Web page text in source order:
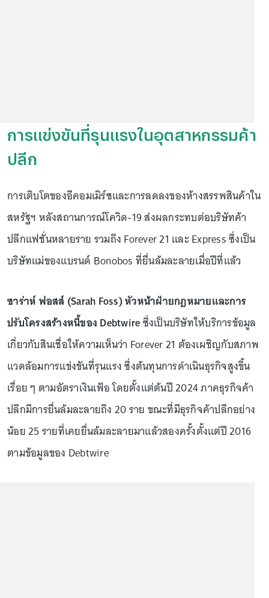
การแข่งขันที่รุนแรงในอุตสาหกรรมค้า
ปลีก
การเติบโตของอีคอมเมิร์ซและการลดลงของห้างสรรพสินค้าใน
สหรัฐฯ หลังสถานการณ์โควิด-19 ส่งผลกระทบต่อบริษัทค้า
ปลีกแฟชั่นหลายราย รวมถึง Forever 21 และ Express ซึ่งเป็น
บริษัทแม่ของแบรนด์ Bonobos ที่ยื่นล้มละลายเมื่อปีที่แล้ว
ซาร่าห์ ฟอสส์ (Sarah Foss) หัวหน้าฝ่ายกฎหมายและการ
ปรับโครงสร้างหนี้ของ Debtwireซึ่งเป็นบริษัทให้บริการข้อมูล
เกี่ยวกับสินเชื่อให้ความเห็นว่า Forever 21 ต้องเผชิญกับสภาพ
แวดล้อมการแข่งขันที่รุนแรง ซึ่งต้นทุนการดำเนินธุรกิจสูงขึ้น
เรื่อย ๆ ตามอัตราเงินเฟ้อ โดยตั้งแต่ต้นปี 2024 ภาคธุรกิจค้า
ปลีกมีการยื่นล้มละลายถึง 20 ราย ขณะที่มีธุรกิจค้าปลีกอย่าง
น้อย 25 รายที่เคยยื่นล้มละลายมาแล้วสองครั้งตั้งแต่ปี 2016
ตามข้อมูลของ Debtwire